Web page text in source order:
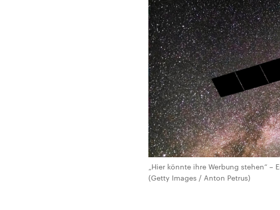
„Hier könnte ihre Werbung stehen“
(Getty Images / Anton Petrus)